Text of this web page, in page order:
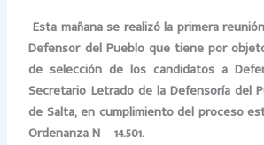
Esta mañana se realizó la primera
Defensor del Pueblo que tiene por
de selección de los candidatos a
Secretario Letrado de la Defensoría del
de Salta, en cumplimiento del proceso
Ordenanza Nº 14.501.